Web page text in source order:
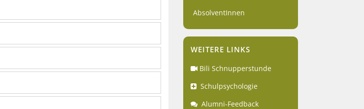
AbsolventInnen
WEITERE LINKS
Bili Schnupperstunde
Schulpsychologie
Alumni-Feedback